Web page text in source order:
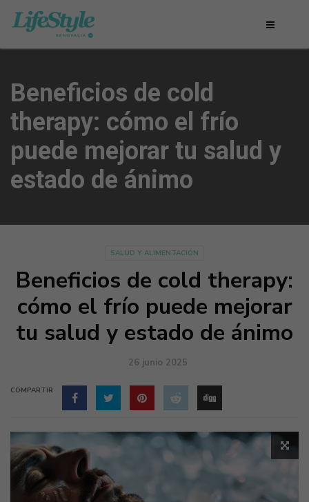
Beneficios de cold
therapy: cómo el frío
puede mejorar tu salud y
estado de ánimo
SALUD Y ALIMENTACIÓN
Beneficios de cold therapy:
cómo el frío puede mejorar
tu salud y estado de ánimo
26 junio 2025
COMPARTIR